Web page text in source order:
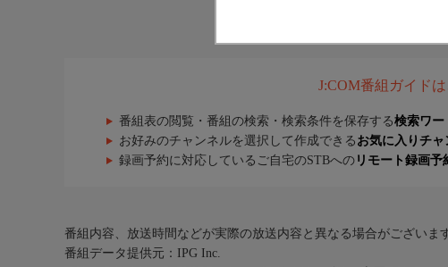
J:COM番組ガイド
番組表の閲覧・番組の検索・検索条件を保存する検索ワー
お好みのチャンネルを選択して作成できる お気に入りチャ
録画予約に対応しているご自宅のSTBへの リモート録画予
番組内容、放送時間などが実際の放送内容と異なる場合がございま
番組データ提供元：IPG Inc.